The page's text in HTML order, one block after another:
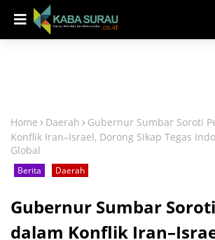
Home Daerah
Gubernur Sumbar Soroti
Konflik Iran–Israel, Dorong Sikap Tegas
Global
Berita Daerah
Gubernur Sumbar
dalam Konflik